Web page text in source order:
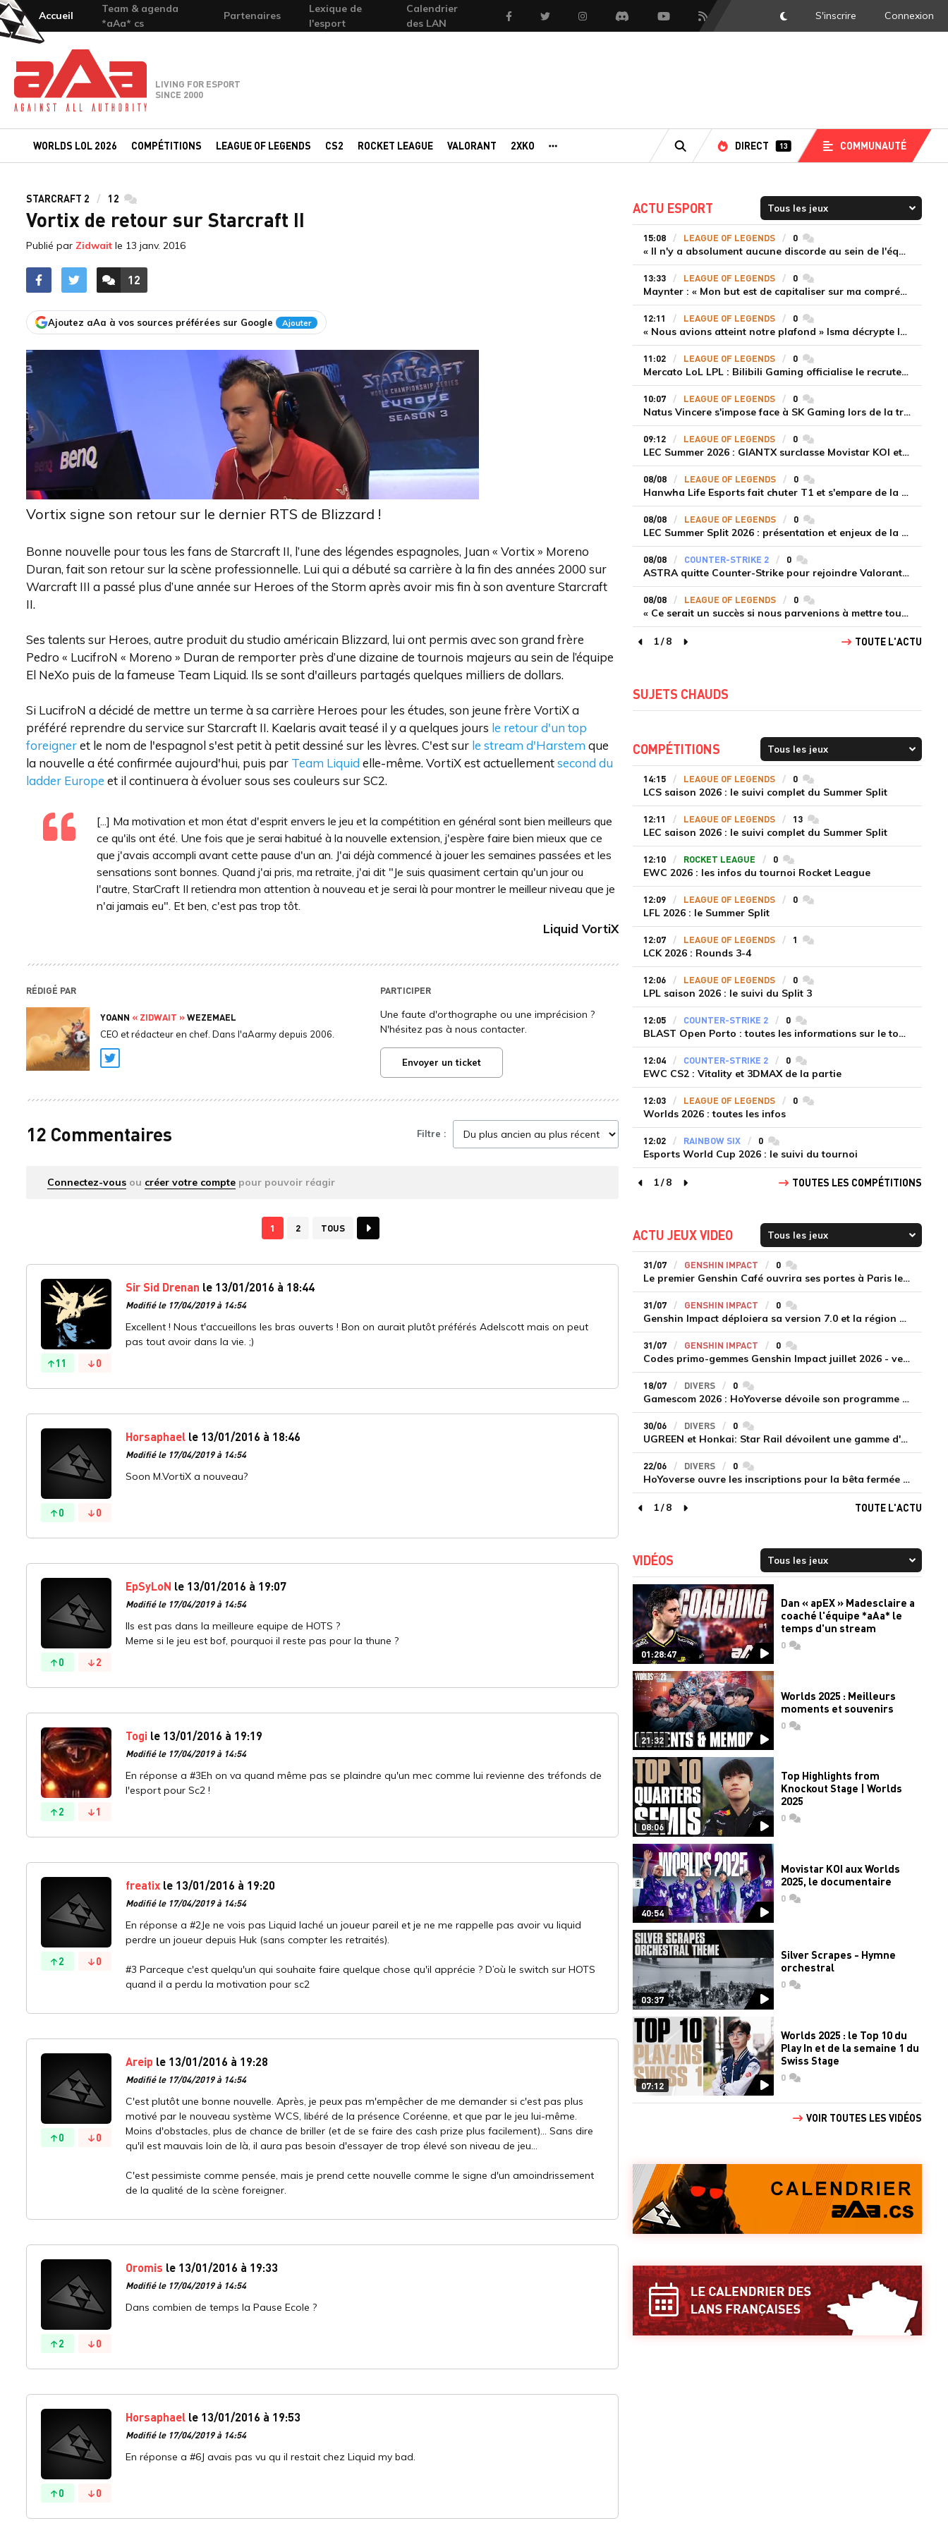
Accueil
Team & agenda
*aAa* cs
Partenaires
Lexique de
l'esport
Calendrier
des LAN
FacebookTwitter InstagramDiscord YoutubeFlux RSS DarkMode
S'inscrire Connexion
Team-aAa - against All authority
LIVING FOR ESPORT
SINCE 2000
WORLDS LOL 2026 COMPÉTITIONS LEAGUE OF LEGENDS CS2 ROCKET LEAGUE VALORANT 2XKO
RECHERCHE
DIRECT 13 COMMUNAUTÉ
STARCRAFT 2 12 commentaires
Vortix de retour sur Starcraft II
Publié par Zidwait le 13 janv. 2016
ACCÉDER AUX
12
COMMENTAIRES
Ajoutez aAa à vos sources préférées sur Google Ajouter
Vortix signe son retour sur le dernier RTS de Blizzard !
Bonne nouvelle pour tous les fans de Starcraft II, l’une des légendes espagnoles, Juan « Vortix » Moreno
Duran, fait son retour sur la scène professionnelle. Lui qui a débuté sa carrière à la fin des années 2000 sur
Warcraft III a passé plus d’une année sur Heroes of the Storm après avoir mis fin à son aventure Starcraft
II.
Ses talents sur Heroes, autre produit du studio américain Blizzard, lui ont permis avec son grand frère
Pedro « LucifroN « Moreno » Duran de remporter près d’une dizaine de tournois majeurs au sein de l’équipe
El NeXo puis de la fameuse Team Liquid. Ils se sont d'ailleurs partagés quelques milliers de dollars.
Si LucifroN a décidé de mettre un terme à sa carrière Heroes pour les études, son jeune frère VortiX a
préféré reprendre du service sur Starcraft II. Kaelaris avait teasé il y a quelques jours le retour d'un top
foreigneret le nom de l'espagnol s'est petit à petit dessiné sur les lèvres. C'est sur le stream d'Harstem que
la nouvelle a été confirmée aujourd'hui, puis par Team Liquid elle-même. VortiX est actuellementsecond du
ladder Europe et il continuera à évoluer sous ses couleurs sur SC2.
[...] Ma motivation et mon état d'esprit envers le jeu et la compétition en général sont bien meilleurs que
ce qu'ils ont été. Une fois que je serai habitué à la nouvelle extension, j'espère faire bien mieux que ce
que j'avais accompli avant cette pause d'un an. J'ai déjà commencé à jouer les semaines passées et les
sensations sont bonnes. Quand j'ai pris, ma retraite, j'ai dit "Je suis quasiment certain qu'un jour ou
l'autre, StarCraft II retiendra mon attention à nouveau et je serai là pour montrer le meilleur niveau que je
n'ai jamais eu". Et ben, c'est pas trop tôt.
Liquid VortiX
RÉDIGÉ PAR
YOANN « ZIDWAIT »WEZEMAEL
CEO et rédacteur en chef. Dans l'aAarmy depuis 2006.
Twitter
PARTICIPER
Une faute d'orthographe ou une imprécision ?
N'hésitez pas à nous contacter.
Envoyer un ticket
12 Commentaires Filtre :
Connectez-vous ou créer votre compte pour pouvoir réagir
1 2 TOUS
11 0
Sir Sid Drenan le 13/01/2016 à 18:44
Modifié le 17/04/2019 à 14:54
Excellent ! Nous t'accueillons les bras ouverts ! Bon on aurait plutôt préférés Adelscott mais on peut
pas tout avoir dans la vie. ;)
0 0
Horsaphael le 13/01/2016 à 18:46
Modifié le 17/04/2019 à 14:54
Soon M.VortiX a nouveau?
0 2
EpSyLoN le 13/01/2016 à 19:07
Modifié le 17/04/2019 à 14:54
Ils est pas dans la meilleure equipe de HOTS ?
Meme si le jeu est bof, pourquoi il reste pas pour la thune ?
2 1
Togi le 13/01/2016 à 19:19
Modifié le 17/04/2019 à 14:54
En réponse a #3Eh on va quand même pas se plaindre qu'un mec comme lui revienne des tréfonds de
l'esport pour Sc2 !
2 0
freatix le 13/01/2016 à 19:20
Modifié le 17/04/2019 à 14:54
En réponse a #2Je ne vois pas Liquid laché un joueur pareil et je ne me rappelle pas avoir vu liquid
perdre un joueur depuis Huk (sans compter les retraités).
#3 Parceque c'est quelqu'un qui souhaite faire quelque chose qu'il apprécie ? D’où le switch sur HOTS
quand il a perdu la motivation pour sc2
0 0
Areip le 13/01/2016 à 19:28
Modifié le 17/04/2019 à 14:54
C'est plutôt une bonne nouvelle. Après, je peux pas m'empêcher de me demander si c'est pas plus
motivé par le nouveau système WCS, libéré de la présence Coréenne, et que par le jeu lui-même.
Moins d'obstacles, plus de chance de briller (et de se faire des cash prize plus facilement)... Sans dire
qu'il est mauvais loin de là, il aura pas besoin d'essayer de trop élevé son niveau de jeu...
C'est pessimiste comme pensée, mais je prend cette nouvelle comme le signe d'un amoindrissement
de la qualité de la scène foreigner.
2 0
Oromis le 13/01/2016 à 19:33
Modifié le 17/04/2019 à 14:54
Dans combien de temps la Pause Ecole ?
0 0
Horsaphael le 13/01/2016 à 19:53
Modifié le 17/04/2019 à 14:54
En réponse a #6J avais pas vu qu il restait chez Liquid my bad.
ACTU ESPORT
15:08 LEAGUE OF LEGENDS 0commentaires
« Il n'y a absolument aucune discorde au sein de l'équipe » Tom justifie la titularisation de Painter malgré la défaite de T1
13:33 LEAGUE OF LEGENDS 0commentaires
Maynter : « Mon but est de capitaliser sur ma compréhension du jeu plutôt que sur ma mécanique pure »
12:11 LEAGUE OF LEGENDS 0commentaires
« Nous avions atteint notre plafond » Isma décrypte le renouveau de GiantX et la victoire face à Movistar KOI
11:02 LEAGUE OF LEGENDS 0commentaires
Mercato LoL LPL : Bilibili Gaming officialise le recrutement de Flandre sur la toplane
10:07 LEAGUE OF LEGENDS 0commentaires
Natus Vincere s'impose face à SK Gaming lors de la troisième semaine du LEC Summer Split 2026
09:12 LEAGUE OF LEGENDS 0commentaires
LEC Summer 2026 : GIANTX surclasse Movistar KOI et se fait une place sur le podium
08/08 LEAGUE OF LEGENDS 0commentaires
Hanwha Life Esports fait chuter T1 et s'empare de la deuxième place du Legend Group
08/08 LEAGUE OF LEGENDS 0commentaires
LEC Summer Split 2026 : présentation et enjeux de la troisième semaine de compétition
08/08 COUNTER-STRIKE 2 0commentaires
ASTRA quitte Counter-Strike pour rejoindre Valorant et la scène compétitive Game Changers
08/08 LEAGUE OF LEGENDS 0commentaires
« Ce serait un succès si nous parvenions à mettre tous les joueurs à niveau pour espérer atteindre les playoffs », Nukeduck et Mithy après la victoire de Team Heretics
page précédente
1/8
page suivante
TOUTE L'ACTU
SUJETS CHAUDS
COMPÉTITIONS
14:15 LEAGUE OF LEGENDS 0commentaires
LCS saison 2026 : le suivi complet du Summer Split
12:11 LEAGUE OF LEGENDS 13commentaires
LEC saison 2026 : le suivi complet du Summer Split
12:10 ROCKET LEAGUE 0commentaires
EWC 2026 : les infos du tournoi Rocket League
12:09 LEAGUE OF LEGENDS 0commentaires
LFL 2026 : le Summer Split
12:07 LEAGUE OF LEGENDS 1 commentaires
LCK 2026 : Rounds 3-4
12:06 LEAGUE OF LEGENDS 0commentaires
LPL saison 2026 : le suivi du Split 3
12:05 COUNTER-STRIKE 2 0commentaires
BLAST Open Porto : toutes les informations sur le tournoi
12:04 COUNTER-STRIKE 2 0commentaires
EWC CS2 : Vitality et 3DMAX de la partie
12:03 LEAGUE OF LEGENDS 0commentaires
Worlds 2026 : toutes les infos
12:02 RAINBOW SIX 0commentaires
Esports World Cup 2026 : le suivi du tournoi
page précédente
1/8
page suivante
TOUTES LES COMPÉTITIONS
ACTU JEUX VIDEO
31/07 GENSHIN IMPACT 0commentaires
Le premier Genshin Café ouvrira ses portes à Paris le 14 août
31/07 GENSHIN IMPACT 0commentaires
Genshin Impact déploiera sa version 7.0 et la région de Snezhnaya le 12 août
31/07 GENSHIN IMPACT 0commentaires
Codes primo-gemmes Genshin Impact juillet 2026 - version 7.0
18/07 DIVERS 0commentaires
Gamescom 2026 : HoYoverse dévoile son programme et présente deux nouveaux jeux inédits
30/06 DIVERS 0commentaires
UGREEN et Honkai: Star Rail dévoilent une gamme d'accessoires de recharge en édition limitée
22/06 DIVERS 0commentaires
HoYoverse ouvre les inscriptions pour la bêta fermée de Honkai : Nexus Anima
page précédente
1/8
page suivante
TOUTE L'ACTU
VIDÉOS
01:28:47
Dan « apEX » Madesclaire a
coaché l'équipe *aAa* le
temps d'un stream
0commentaires
21:32
Worlds 2025 : Meilleurs
moments et souvenirs
0commentaires
08:06
Top Highlights from
Knockout Stage | Worlds
2025
0commentaires
40:54
Movistar KOI aux Worlds
2025, le documentaire
0commentaires
03:37
Silver Scrapes - Hymne
orchestral
0commentaires
07:12
Worlds 2025 : le Top 10 du
Play In et de la semaine 1 du
Swiss Stage
0commentaires
VOIR TOUTES LES VIDÉOS